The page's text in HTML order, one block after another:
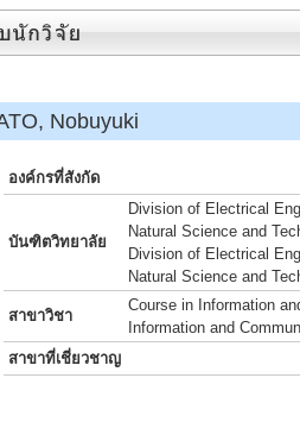
Nobuyuki
องค์กรที่สังกัด
บันฑิตวิทยาลัย
Division of Electrical
Natural Science and
Division of Electrical
Natural Science and
สาขาวิชา
Course in Information
Information and
สาขาที่เชี่ยวชาญ